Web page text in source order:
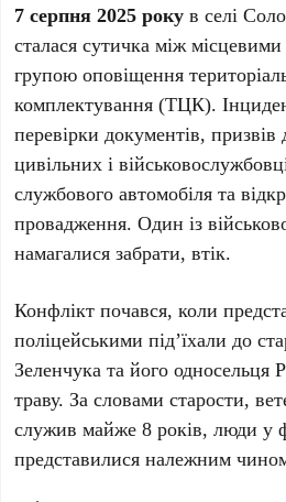
7 серпня 2025 року в селі
сталася сутичка між
групою оповіщення
комплектування (ТЦК).
перевірки документів,
цивільних і
службового автомобіля та
провадження. Один із
намагалися забрати, втік.
Конфлікт почався, коли
поліцейськими під’їхали до
Зеленчука та його односельця
траву. За словами старости,
служив майже 8 років, люди у
представилися належним